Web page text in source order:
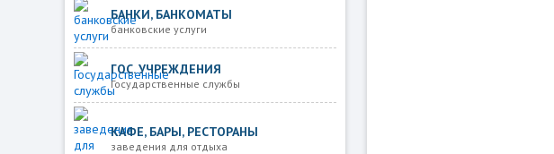
БАНКИ, БАНКОМАТЫ
банковские услуги
ГОС. УЧРЕЖДЕНИЯ
Государственные службы
КАФЕ, БАРЫ, РЕСТОРАНЫ
заведения для отдыха